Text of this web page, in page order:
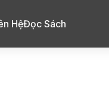
HệĐọc Sách